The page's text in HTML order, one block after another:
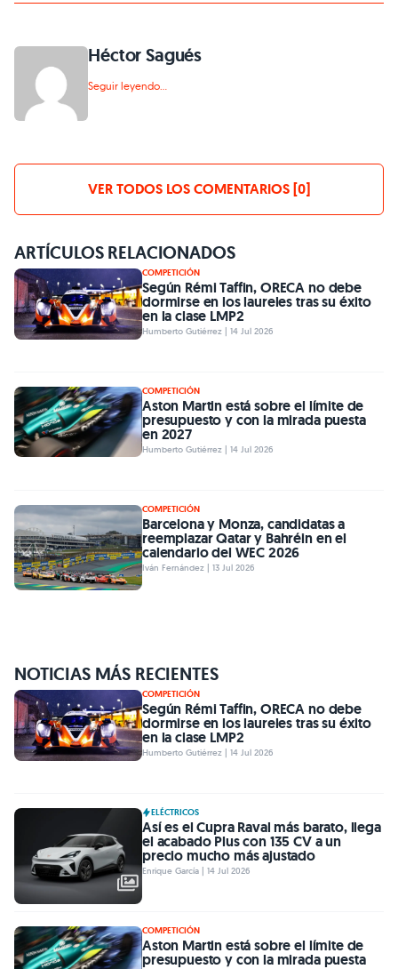
Héctor Sagués
Seguir leyendo...
VER TODOS LOS COMENTARIOS [0]
ARTÍCULOS RELACIONADOS
COMPETICIÓN
Según Rémi Taffin, ORECA no debe
dormirse en los laureles tras su éxito
en la clase LMP2
Humberto Gutiérrez | 14 Jul 2026
COMPETICIÓN
Aston Martin está sobre el límite de
presupuesto y con la mirada puesta
en 2027
Humberto Gutiérrez | 14 Jul 2026
COMPETICIÓN
Barcelona y Monza, candidatas a
reemplazar Qatar y Bahréin en el
calendario del WEC 2026
Iván Fernández | 13 Jul 2026
NOTICIAS MÁS RECIENTES
COMPETICIÓN
Según Rémi Taffin, ORECA no debe
dormirse en los laureles tras su éxito
en la clase LMP2
Humberto Gutiérrez | 14 Jul 2026
ELÉCTRICOS
Así es el Cupra Raval más barato, llega
el acabado Plus con 135 CV a un
precio mucho más ajustado
Enrique García | 14 Jul 2026
COMPETICIÓN
Aston Martin está sobre el límite de
presupuesto y con la mirada puesta